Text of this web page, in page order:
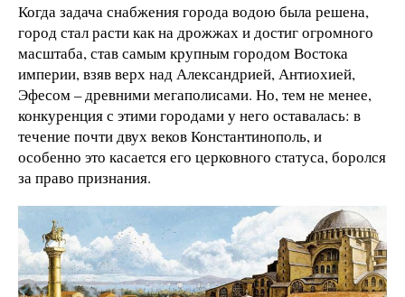
Когда задача снабжения города водою была решена,
город стал расти как на дрожжах и достиг огромного
масштаба, став самым крупным городом Востока
империи, взяв верх над Александрией, Антиохией,
Эфесом – древними мегаполисами. Но, тем не менее,
конкуренция с этими городами у него оставалась: в
течение почти двух веков Константинополь, и
особенно это касается его церковного статуса, боролся
за право признания.